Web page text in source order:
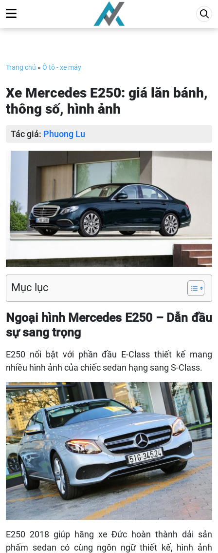
to
content
Trang chủ » Ô tô - xe máy
Xe Mercedes E250: giá lăn bánh,
thông số, hình ảnh
Tác giả: Phuong Lu
Mục lục
Ngoại hình Mercedes E250 – Dẫn đầu
sự sang trọng
E250 nổi bật với phần đầu E-Class thiết kế mang
nhiều hình ảnh của chiếc sedan hạng sang S-Class.
E250 2018 giúp hãng xe Đức hoàn thành dải sản
phẩm sedan có cùng ngôn ngữ thiết kế, hình ảnh